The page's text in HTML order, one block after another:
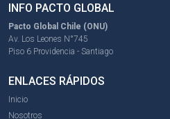
INFO PACTO GLOBAL
Pacto Global Chile (ONU)
Av. Los Leones N°745
Piso 6 Providencia - Santiago
ENLACES RÁPIDOS
Inicio
Nosotros